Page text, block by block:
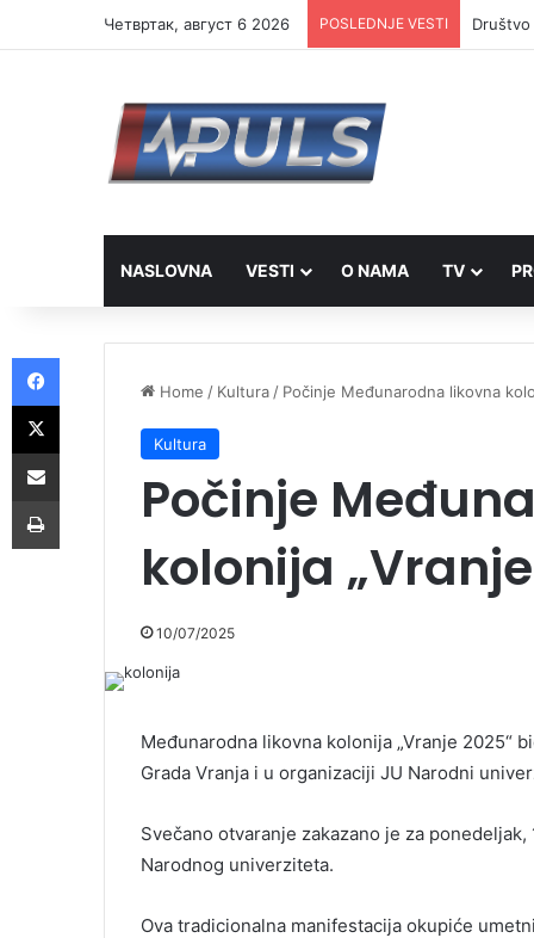
Четвртак, август 6 2026 POSLEDNJE VESTI
NASLOVNA VESTI O NAMA TV
Home / Kultura / Počinje Međunarodna likovna
Kultura
Počinje
kolonija
10/07/2025
Međunarodna likovna kolonija „Vranje 2025“
Grada Vranja i u organizaciji JU Narodni
Svečano otvaranje zakazano je za
Narodnog univerziteta.
Ova tradicionalna manifestacija okupiće
Facebook
X
Share via Email